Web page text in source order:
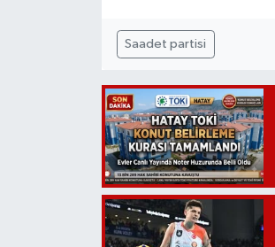
Saadet partisi